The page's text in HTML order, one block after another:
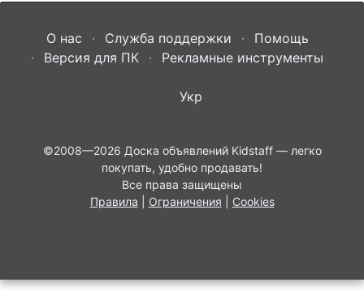
О нас Служба поддержки
Помощь
Версия для ПК
Рекламные инструменты
Укр
©2008—2026 Доска объявлений Kidstaff— легко
покупать, удобно продавать!
Все права защищены
Правила
Ограничения Cookies